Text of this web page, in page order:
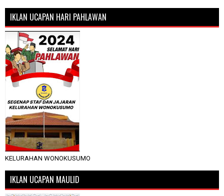
IKLAN UCAPAN HARI PAHLAWAN
KELURAHAN WONOKUSUMO
IKLAN UCAPAN MAULID